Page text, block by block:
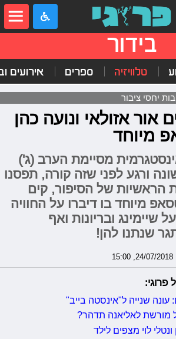
בידור
טלוויזיה ספרים אירועים
יחסי ציבור
אור אזולאי ונועה כהן
מיוחד
מסיימת הערב (ג')
ורגע לפני שזה קורה, תפסנו
הראשיות של הסיפור, קים
מיוחד בו דיברו על החוויה
שיימינג ובריונות ואף
שנתנו להן!
פרוגי:
עונה שנייה ל"אינסטה בייב"
מורשת לאליאנה תדהר?
לוי מצפים לילד